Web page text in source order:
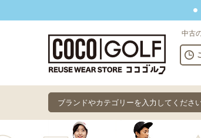
中古